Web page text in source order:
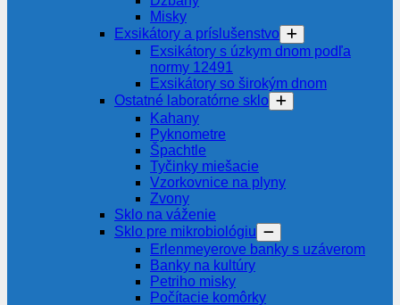
Misky
Exsikátory a príslušenstvo
Exsikátory s úzkym dnom podľa
normy 12491
Exsikátory so širokým dnom
Ostatné laboratórne sklo
Kahany
Pyknometre
Špachtle
Tyčinky miešacie
Vzorkovnice na plyny
Zvony
Sklo na váženie
Sklo pre mikrobiológiu
Erlenmeyerove banky s uzáverom
Banky na kultúry
Petriho misky
Počítacie komôrky